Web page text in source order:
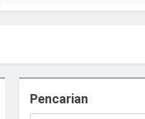
Pencarian